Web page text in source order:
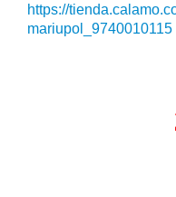
https://
mariupol_9740010115